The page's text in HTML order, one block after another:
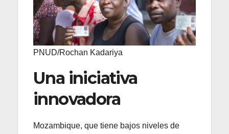
PNUD/Rochan Kadariya
Una iniciativa
innovadora
Mozambique, que tiene bajos niveles de